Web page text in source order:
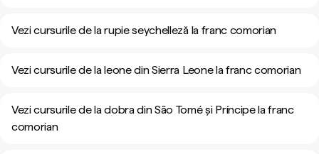
Vezi cursurile de la rupie seychelleză la franc comorian
Vezi cursurile de la leone din Sierra Leone la franc comorian
Vezi cursurile de la dobra din São Tomé și Príncipe la franc
comorian